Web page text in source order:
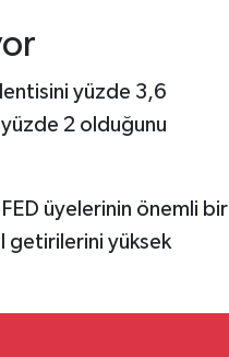
yüzde 3,6
2 olduğunu
üyelerinin önemli bir
getirilerini yüksek